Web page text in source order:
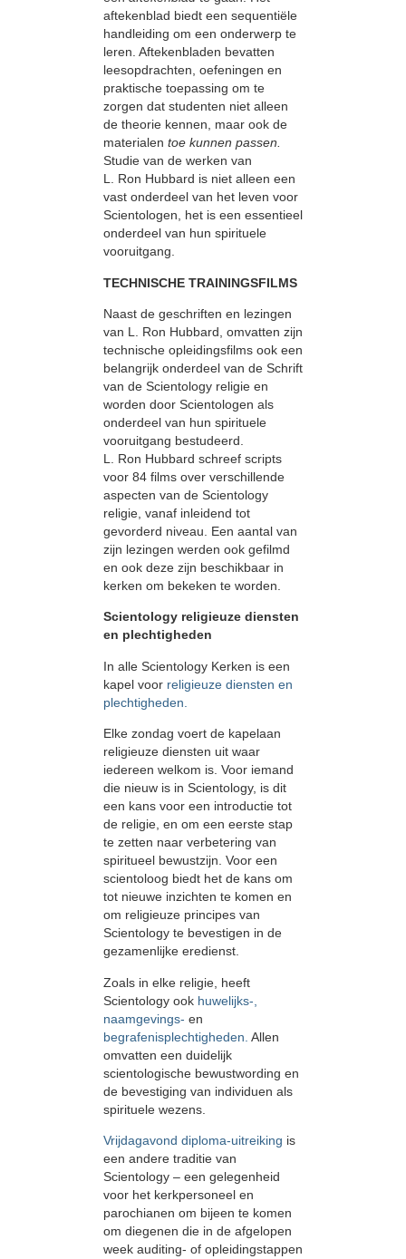
aftekenblad biedt een sequentiële
handleiding om een onderwerp te
leren. Aftekenbladen bevatten
leesopdrachten, oefeningen en
praktische toepassing om te
zorgen dat studenten niet alleen
de theorie kennen, maar ook de
materialen toe kunnen passen.
Studie van de werken van
L. Ron Hubbard is niet alleen een
vast onderdeel van het leven voor
Scientologen, het is een essentieel
onderdeel van hun spirituele
vooruitgang.
TECHNISCHE TRAININGSFILMS
Naast de geschriften en lezingen
van L. Ron Hubbard, omvatten zijn
technische opleidingsfilms ook een
belangrijk onderdeel van de Schrift
van de Scientology religie en
worden door Scientologen als
onderdeel van hun spirituele
vooruitgang bestudeerd.
L. Ron Hubbard schreef scripts
voor 84 films over verschillende
aspecten van de Scientology
religie, vanaf inleidend tot
gevorderd niveau. Een aantal van
zijn lezingen werden ook gefilmd
en ook deze zijn beschikbaar in
kerken om bekeken te worden.
Scientology religieuze diensten
en plechtigheden
In alle Scientology Kerken is een
kapel voor religieuze diensten en
plechtigheden.
Elke zondag voert de kapelaan
religieuze diensten uit waar
iedereen welkom is. Voor iemand
die nieuw is in Scientology, is dit
een kans voor een introductie tot
de religie, en om een eerste stap
te zetten naar verbetering van
spiritueel bewustzijn. Voor een
scientoloog biedt het de kans om
tot nieuwe inzichten te komen en
om religieuze principes van
Scientology te bevestigen in de
gezamenlijke eredienst.
Zoals in elke religie, heeft
Scientology ook huwelijks-
naamgevings- en
begrafenisplechtigheden. Allen
omvatten een duidelijk
scientologische bewustwording en
de bevestiging van individuen als
spirituele wezens.
Vrijdagavond diploma-uitreiking is
een andere traditie van
Scientology – een gelegenheid
voor het kerkpersoneel en
parochianen om bijeen te komen
om diegenen die in de afgelopen
week auditing- of opleidingstappen